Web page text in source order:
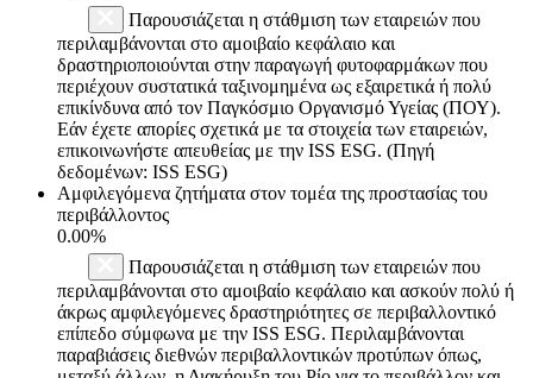
Παρουσιάζεται η στάθμιση των εταιρειών που
περιλαμβάνονται στο αμοιβαίο κεφάλαιο και
δραστηριοποιούνται στην παραγωγή φυτοφαρμάκων που
περιέχουν συστατικά ταξινομημένα ως εξαιρετικά ή πολύ
επικίνδυνα από τον Παγκόσμιο Οργανισμό Υγείας (ΠΟΥ).
Εάν έχετε απορίες σχετικά με τα στοιχεία των εταιρειών,
επικοινωνήστε απευθείας με την ISS ESG. (Πηγή
δεδομένων: ISS ESG)
Αμφιλεγόμενα ζητήματα στον τομέα της προστασίας του
περιβάλλοντος
0.00%
Παρουσιάζεται η στάθμιση των εταιρειών που
περιλαμβάνονται στο αμοιβαίο κεφάλαιο και ασκούν πολύ ή
άκρως αμφιλεγόμενες δραστηριότητες σε περιβαλλοντικό
επίπεδο σύμφωνα με την ISS ESG. Περιλαμβάνονται
παραβιάσεις διεθνών περιβαλλοντικών προτύπων όπως,